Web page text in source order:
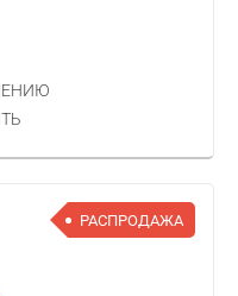
РАСПРОДАЖА